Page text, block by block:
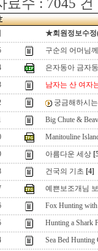
료수 : 7045 건
★회원정보수
구순의 어머님
은자동아 금자
남자는 산 여자
궁금해하시
Big Chute &
Manitouline
아름다운 세상
건국의 기초 [4]
예쁜보조개님
Fox Hunting with
Hunting a Shark
Sea Bed Hunting